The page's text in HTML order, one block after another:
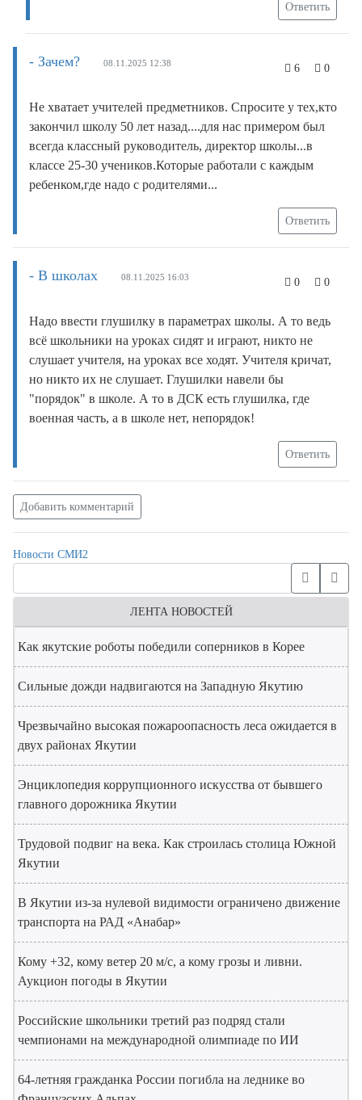
Ответить
- Зачем? 08.11.2025 12:38 6 0
Не хватает учителей предметников. Спросите у тех,кто
закончил школу 50 лет назад....для нас примером был
всегда классный руководитель, директор школы...в
классе 25-30 учеников.Которые работали с каждым
ребенком,где надо с родителями...
Ответить
- В школах 08.11.2025 16:03 0 0
Надо ввести глушилку в параметрах школы. А то ведь
всё школьники на уроках сидят и играют, никто не
слушает учителя, на уроках все ходят. Учителя кричат,
но никто их не слушает. Глушилки навели бы
"порядок" в школе. А то в ДСК есть глушилка, где
военная часть, а в школе нет, непорядок!
Ответить
Добавить комментарий
Новости СМИ2
ЛЕНТА НОВОСТЕЙ
Как якутские роботы победили соперников в Корее
Сильные дожди надвигаются на Западную Якутию
Чрезвычайно высокая пожароопасность леса ожидается в
двух районах Якутии
Энциклопедия коррупционного искусства от бывшего
главного дорожника Якутии
Трудовой подвиг на века. Как строилась столица Южной
Якутии
В Якутии из-за нулевой видимости ограничено движение
транспорта на РАД «Анабар»
Кому +32, кому ветер 20 м/с, а кому грозы и ливни.
Аукцион погоды в Якутии
Российские школьники третий раз подряд стали
чемпионами на международной олимпиаде по ИИ
64-летняя гражданка России погибла на леднике во